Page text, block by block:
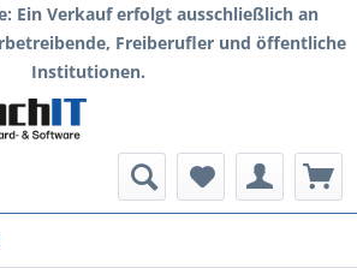
Ein Verkauf erfolgt ausschließlich an
Freiberufler und öffentliche
Institutionen.